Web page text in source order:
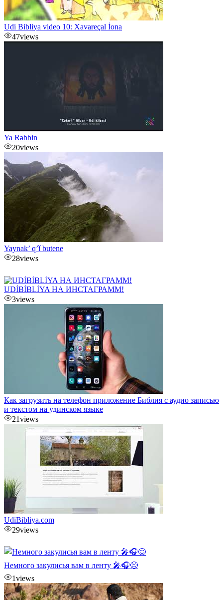
Udi Bibliya video 10: Xavareçal İona
47views
Ya Rəbbin
20views
Yaynak’ q’ǐ butene
28views
UDİBİBLİYA НА ИНСТАГРАММ!
3views
Как загрузить на телефон приложение Библия с аудио записью
и текстом на удинском языке
21views
UdiBibliya.com
29views
Немного закулисья вам в ленту 🎤🎧😊
1views